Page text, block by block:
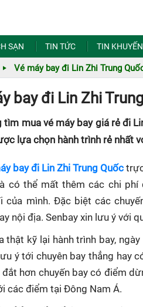
SẠN TIN TỨC TIN
Vé máy bay đi Lin Zhi Trung
bay đi Lin Zhi
tìm mua vé máy bay giá rẻ đi
lựa chọn hành trình rẻ nhất
bay đi Lin Zhi Trung Quốc
có thể mất thêm các chi phí
của mình. Đặc biệt các
nội địa. Senbay xin lưu ý với
thật kỹ lại hành trình bay,
ý tới chuyên bay thẳng hay
hơn chuyến bay có điểm
các điểm tại Đông Nam Á.